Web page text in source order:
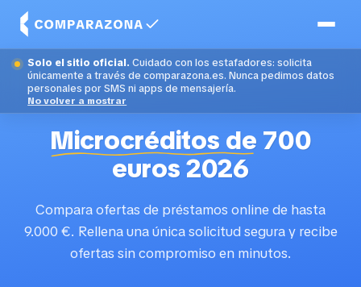
Solo el sitio oficial. Cuidado con los estafadores: solicita
únicamente a través de comparazona.es. Nunca pedimos datos
personales por SMS ni apps de mensajería.
No volver a mostrar
Microcréditos de700
euros 2026
Compara ofertas de préstamos online de hasta
9.000 €. Rellena una única solicitud segura y recibe
ofertas sin compromiso en minutos.